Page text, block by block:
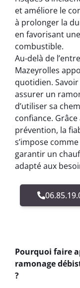
et améliore le
à prolonger la
en favorisant
combustible.
Au-delà de
Mazeyrolles
quotidien.
assurer un
d’utiliser sa
confiance.
prévention, la
s’impose
garantir un
adapté aux
Pourquoi faire
ramonage
?